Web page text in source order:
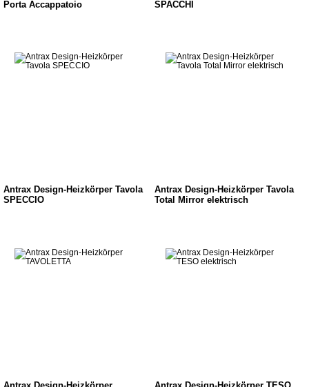
Porta Accappatoio
SPACCHI
Antrax Design-Heizkörper Tavola
SPECCIO
Antrax Design-Heizkörper Tavola
Total Mirror elektrisch